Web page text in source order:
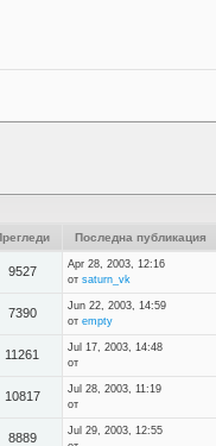
Последна публикация
9527
Apr 28, 2003, 12:16
от saturn_vk
7390
Jun 22, 2003, 14:59
от empty
11261
Jul 17, 2003, 14:48
от
10817
Jul 28, 2003, 11:19
от
8889
Jul 29, 2003, 12:55